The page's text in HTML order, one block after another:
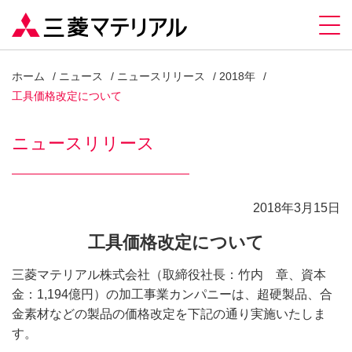
ホーム ニュース ニュースリリース
2018年
工具価格改定について
ニュースリリース
2018年3月15日
工具価格改定について
三菱マテリアル株式会社（取締役社長：竹内 章、資本
金：1,194億円）の加工事業カンパニーは、超硬製品、合
金素材などの製品の価格改定を下記の通り実施いたしま
す。